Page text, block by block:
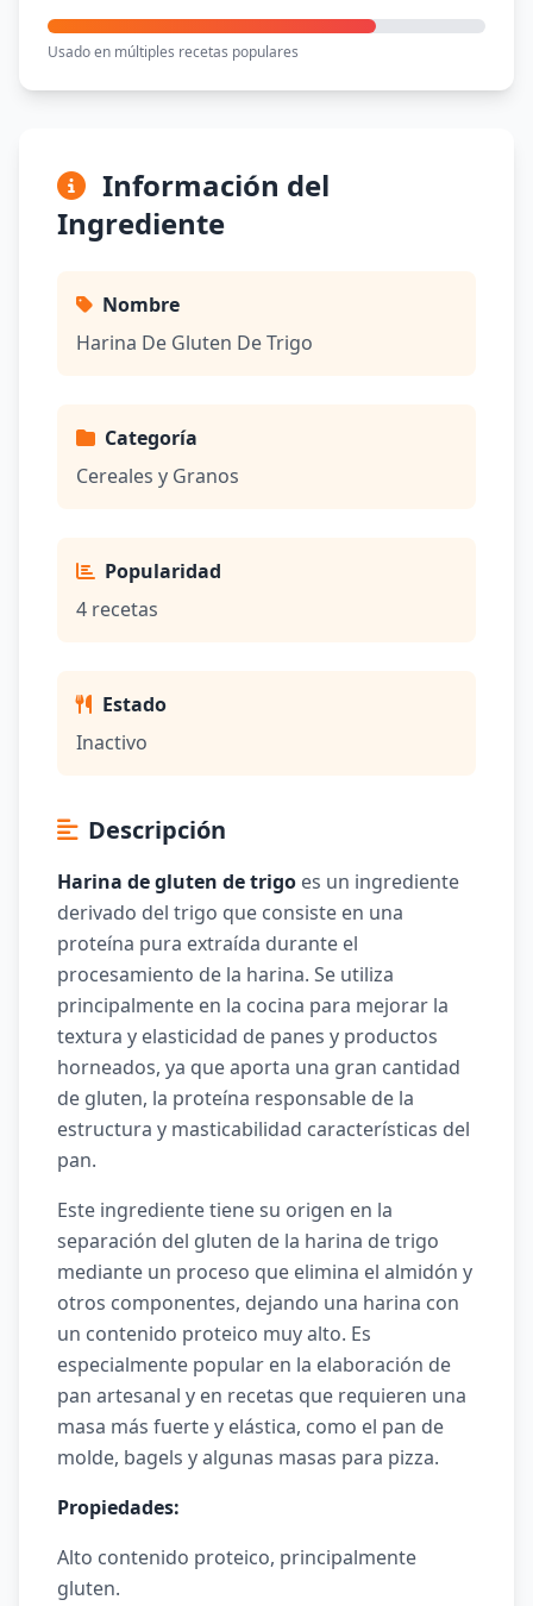
Usado en múltiples recetas populares
Información del
Ingrediente
Nombre
Harina De Gluten De Trigo
Categoría
Cereales y Granos
Popularidad
4 recetas
Estado
Inactivo
Descripción
Harina de gluten de trigo es un ingrediente
derivado del trigo que consiste en una
proteína pura extraída durante el
procesamiento de la harina. Se utiliza
principalmente en la cocina para mejorar la
textura y elasticidad de panes y productos
horneados, ya que aporta una gran cantidad
de gluten, la proteína responsable de la
estructura y masticabilidad características del
pan.
Este ingrediente tiene su origen en la
separación del gluten de la harina de trigo
mediante un proceso que elimina el almidón y
otros componentes, dejando una harina con
un contenido proteico muy alto. Es
especialmente popular en la elaboración de
pan artesanal y en recetas que requieren una
masa más fuerte y elástica, como el pan de
molde, bagels y algunas masas para pizza.
Propiedades:
Alto contenido proteico, principalmente
gluten.